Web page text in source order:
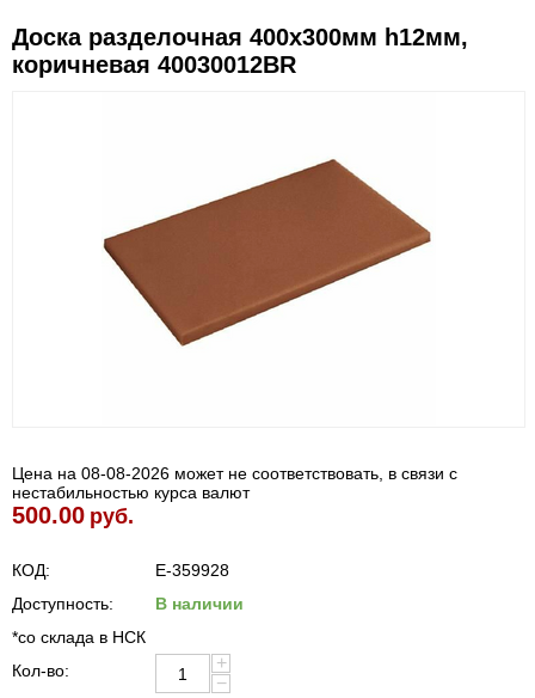
Доска разделочная 400х300мм h12мм,
коричневая 40030012BR
Цена на 08-08-2026 может не соответствовать, в связи с
нестабильностью курса валют
500.00 руб.
КОД:
E-359928
Доступность:
В наличии
*со склада в НСК
Кол-во:
+
−